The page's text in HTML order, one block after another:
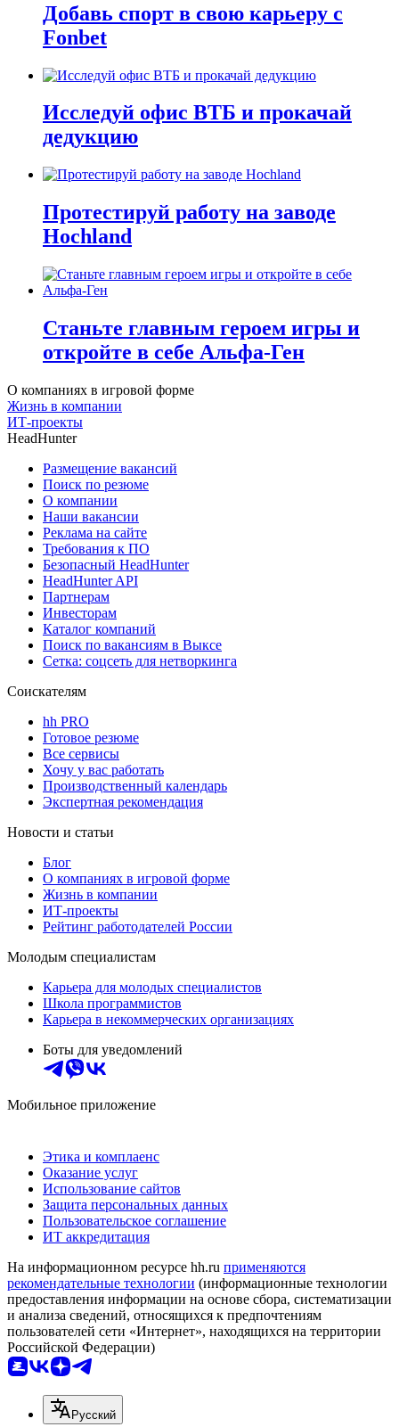
Добавь спорт в свою карьеру с
Fonbet
Исследуй офис ВТБ и прокачай
дедукцию
Протестируй работу на заводе
Hochland
Станьте главным героем игры и
откройте в себе Альфа-Ген
О компаниях в игровой форме
Жизнь в компании
ИТ-проекты
HeadHunter
Размещение вакансий
Поиск по резюме
О компании
Наши вакансии
Реклама на сайте
Требования к ПО
Безопасный HeadHunter
HeadHunter API
Партнерам
Инвесторам
Каталог компаний
Поиск по вакансиям в Выксе
Сетка: соцсеть для нетворкинга
Соискателям
hh PRO
Готовое резюме
Все сервисы
Хочу у вас работать
Производственный календарь
Экспертная рекомендация
Новости и статьи
Блог
О компаниях в игровой форме
Жизнь в компании
ИТ-проекты
Рейтинг работодателей России
Молодым специалистам
Карьера для молодых специалистов
Школа программистов
Карьера в некоммерческих организациях
Боты для уведомлений
Мобильное приложение
Этика и комплаенс
Оказание услуг
Использование сайтов
Защита персональных данных
Пользовательское соглашение
ИТ аккредитация
На информационном ресурсе hh.ru применяются
рекомендательные технологии (информационные технологии
предоставления информации на основе сбора, систематизации
и анализа сведений, относящихся к предпочтениям
пользователей сети «Интернет», находящихся на территории
Российской Федерации)
Русский